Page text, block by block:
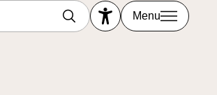
Menu